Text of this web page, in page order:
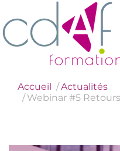
Aller
au
contenu
Accueil
Actualités
Webinar #5